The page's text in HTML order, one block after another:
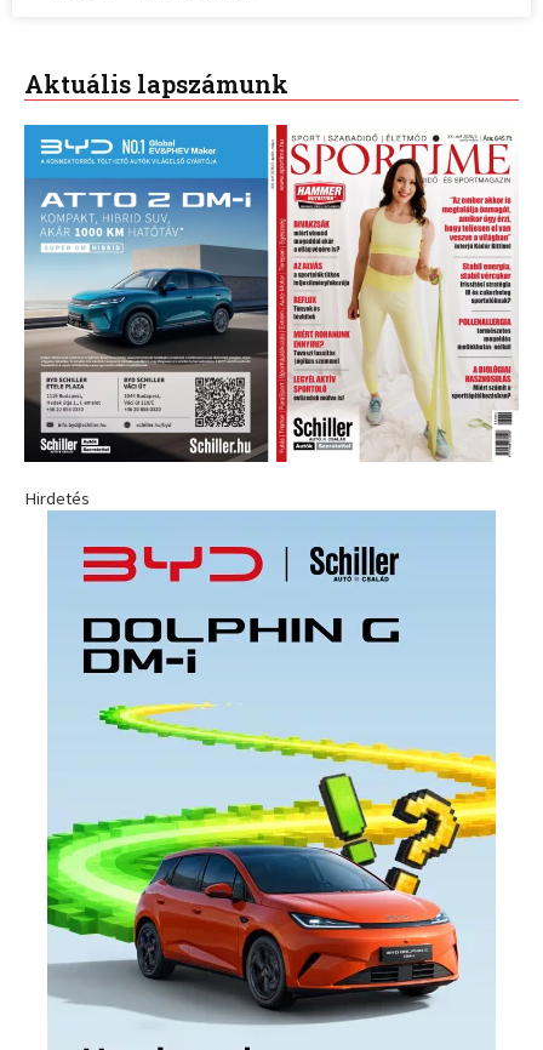
Aktuális lapszámunk
Hirdetés